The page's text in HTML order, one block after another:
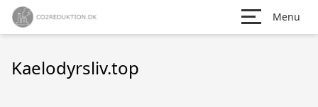
Menu
Kaelodyrsliv.top